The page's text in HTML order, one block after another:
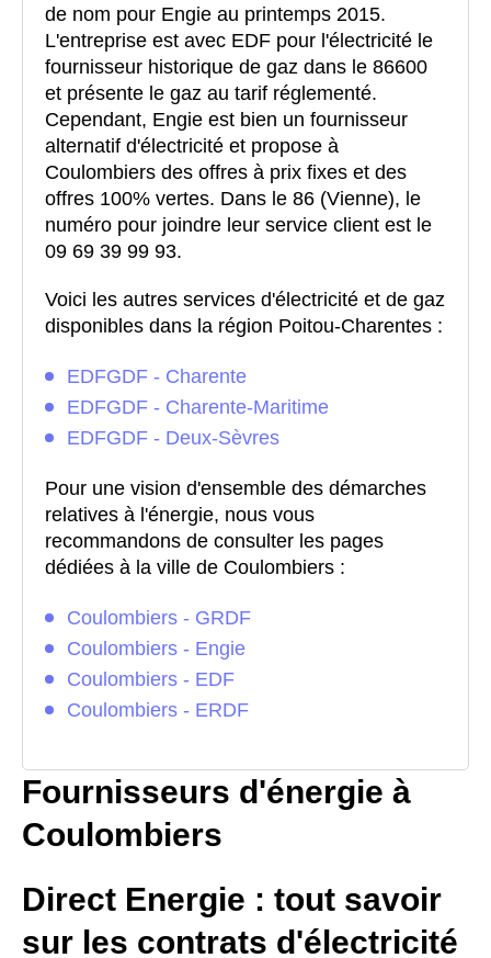
de nom pour Engie au printemps 2015.
L'entreprise est avec EDF pour l'électricité le
fournisseur historique de gaz dans le 86600
et présente le gaz au tarif réglementé.
Cependant, Engie est bien un fournisseur
alternatif d'électricité et propose à
Coulombiers des offres à prix fixes et des
offres 100% vertes. Dans le 86 (Vienne), le
numéro pour joindre leur service client est le
09 69 39 99 93.
Voici les autres services d'électricité et de gaz
disponibles dans la région Poitou-Charentes :
EDFGDF - Charente
EDFGDF - Charente-Maritime
EDFGDF - Deux-Sèvres
Pour une vision d'ensemble des démarches
relatives à l'énergie, nous vous
recommandons de consulter les pages
dédiées à la ville de Coulombiers :
Coulombiers - GRDF
Coulombiers - Engie
Coulombiers - EDF
Coulombiers - ERDF
Fournisseurs d'énergie à
Coulombiers
Direct Energie : tout savoir
sur les contrats d'électricité